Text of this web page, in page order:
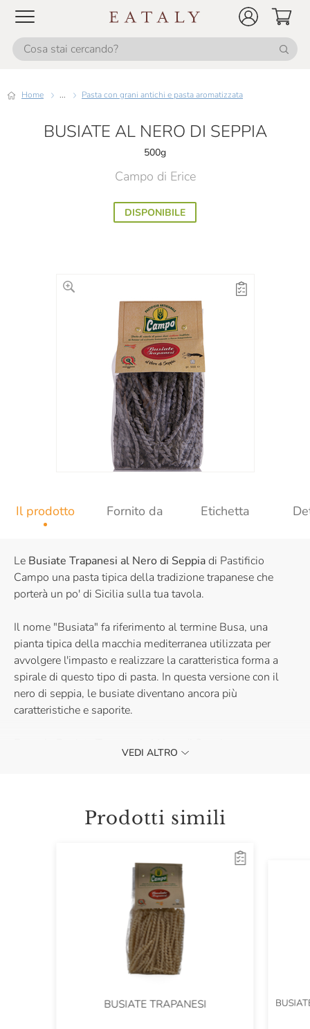
Home ... Pasta con grani antichi e pasta aromatizzata
BUSIATE AL NERO DI SEPPIA
500g
Campo di Erice
DISPONIBILE
Il prodotto Fornito da Etichetta
Le Busiate Trapanesi al Nero di Seppiadi Pastificio
Campo una pasta tipica della tradizione trapanese che
porterà un po' di Sicilia sulla tua tavola.
Il nome "Busiata" fa riferimento al termine Busa, una
pianta tipica della macchia mediterranea utilizzata per
avvolgere l'impasto e realizzare la caratteristica forma a
spirale di questo tipo di pasta. In questa versione con il
nero di seppia, le busiate diventano ancora più
caratteristiche e saporite.
con il tradizionale pesto alla trapanese
VEDI ALTRO
Prodotti simili
BUSIATE TRAPANESI